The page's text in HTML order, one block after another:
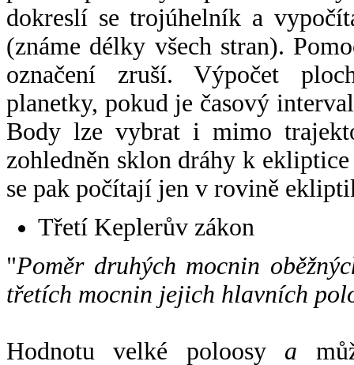
dokreslí se trojúhelník a
(známe délky všech stran).
označení zruší. Výpočet
planetky, pokud je časový
Body lze vybrat i mimo
zohledněn sklon dráhy k
se pak počítají jen v rovině
Třetí Keplerův zákon
"Poměr druhých mocnin
třetích mocnin jejich hlavních
Hodnotu velké poloosy a